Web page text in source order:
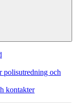
polisutredning och
kontakter